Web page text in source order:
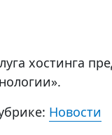
хостинга
Новости